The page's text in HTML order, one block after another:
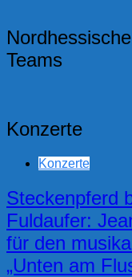
Teams
Konzerte
Konzerte
Steckenpferd
Fuldaufer:
für den
„Unten am